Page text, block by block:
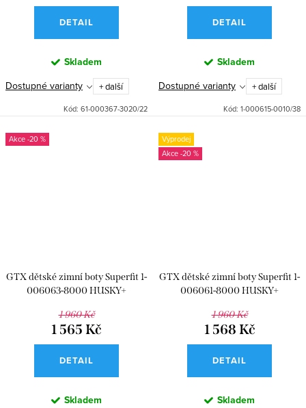
DETAIL
Skladem
Dostupné varianty + další
Kód: 61-000367-3020/22
DETAIL
Skladem
Dostupné varianty + další
Kód: 1-000615-0010/38
-20 %
GTX dětské zimní boty Superfit 1-
006063-8000 HUSKY+
1 960 Kč
1 565 Kč
DETAIL
Skladem
Výprodej
-20 %
GTX dětské zimní boty Superfit 1-
006061-8000 HUSKY+
1 960 Kč
1 568 Kč
DETAIL
Skladem